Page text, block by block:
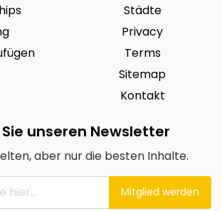
Städte
Privacy
Terms
Sitemap
Kontakt
unseren Newsletter
aber nur die besten Inhalte.
Mitglied werden